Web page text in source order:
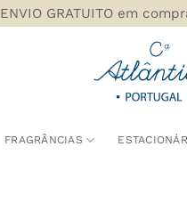
ENVIO GRATUITO em
FRAGRÂNCIAS